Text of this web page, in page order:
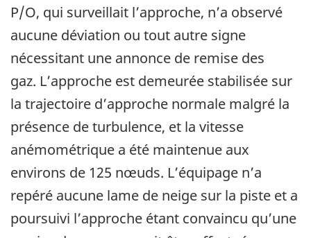
P/O, qui surveillait l’approche, n’a observé
aucune déviation ou tout autre signe
nécessitant une annonce de remise des
gaz. L’approche est demeurée stabilisée sur
la trajectoire d’approche normale malgré la
présence de turbulence, et la vitesse
anémométrique a été maintenue aux
environs de 125 nœuds. L’équipage n’a
repéré aucune lame de neige sur la piste et a
poursuivi l’approche étant convaincu qu’une